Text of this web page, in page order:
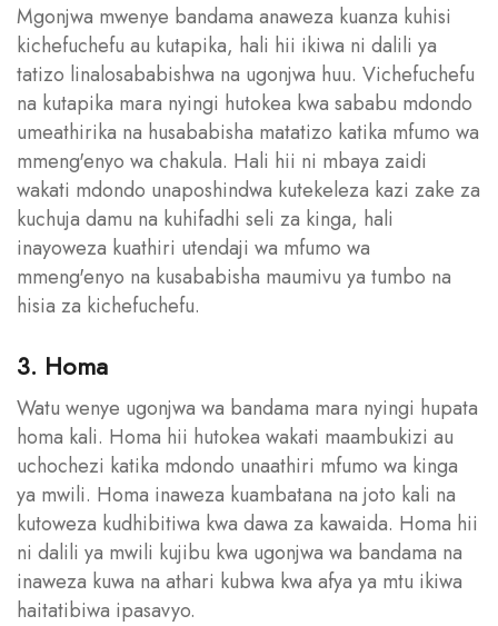
Mgonjwa mwenye bandama anaweza kuanza kuhisi
kichefuchefu au kutapika, hali hii ikiwa ni dalili ya
tatizo linalosababishwa na ugonjwa huu. Vichefuchefu
na kutapika mara nyingi hutokea kwa sababu mdondo
umeathirika na husababisha matatizo katika mfumo wa
mmeng'enyo wa chakula. Hali hii ni mbaya zaidi
wakati mdondo unaposhindwa kutekeleza kazi zake za
kuchuja damu na kuhifadhi seli za kinga, hali
inayoweza kuathiri utendaji wa mfumo wa
mmeng'enyo na kusababisha maumivu ya tumbo na
hisia za kichefuchefu.
3. Homa
Watu wenye ugonjwa wa bandama mara nyingi hupata
homa kali. Homa hii hutokea wakati maambukizi au
uchochezi katika mdondo unaathiri mfumo wa kinga
ya mwili. Homa inaweza kuambatana na joto kali na
kutoweza kudhibitiwa kwa dawa za kawaida. Homa hii
ni dalili ya mwili kujibu kwa ugonjwa wa bandama na
inaweza kuwa na athari kubwa kwa afya ya mtu ikiwa
haitatibiwa ipasavyo.